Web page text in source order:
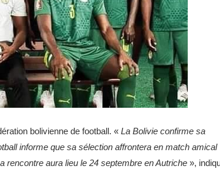
bolivienne de football. « La Bolivie confirme sa
informe que sa sélection affrontera en match amical
rencontre aura lieu le 24 septembre en Autriche »,